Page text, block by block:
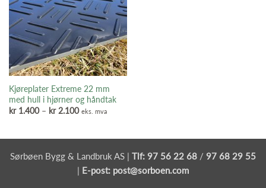
Kjøreplater Extreme 22 mm
med hull i hjørner og håndtak
kr1.400 – kr2.100Prisområde:
eks. mva
Sørbøen Bygg & Landbruk AS | Tlf: 97 56 22 68 / 97 68 29 55
| E-post: post@sorboen.com